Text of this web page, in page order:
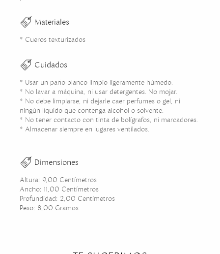
Materiales
* Cueros texturizados
Cuidados
* Usar un paño blanco limpio ligeramente húmedo.
* No lavar a máquina, ni usar detergentes. No mojar.
* No debe limpiarse, ni dejarle caer perfumes o gel, ni
ningún líquido que contenga alcohol o solvente.
* No tener contacto con tinta de bolígrafos, ni marcadores.
* Almacenar siempre en lugares ventilados.
Dimensiones
Altura: 9,00 Centímetros
Ancho: 11,00 Centímetros
Profundidad: 2,00 Centímetros
Peso: 8,00 Gramos